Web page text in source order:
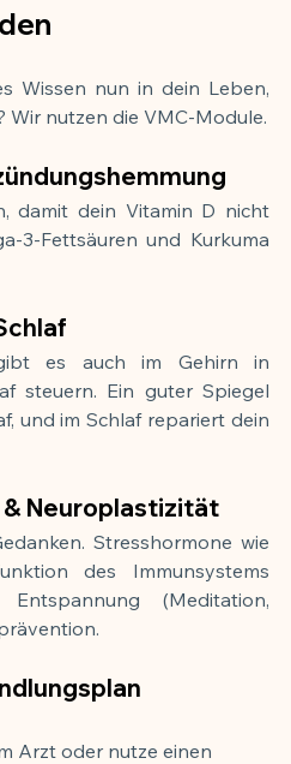
Wissen nun in dein Leben,
Wir nutzen die VMC-Module.
damit dein Vitamin D nicht
3-Fettsäuren und Kurkuma
gibt es auch im Gehirn in
steuern. Ein guter Spiegel
und im Schlaf repariert dein
Neuroplastizität
Stresshormone wie
des Immunsystems
Entspannung (Meditation,
Arzt oder nutze einen